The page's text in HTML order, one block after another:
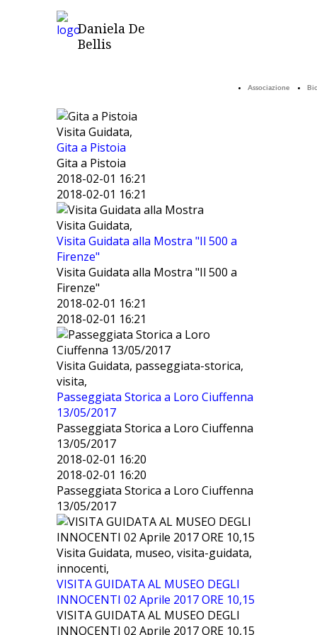
Associazione
Daniela De
Bellis
Visita Guidata,
Gita a Pistoia
Gita a Pistoia
2018-02-01 16:21
2018-02-01 16:21
Visita Guidata,
Visita Guidata alla Mostra "Il 500 a
Firenze"
Visita Guidata alla Mostra "Il 500 a
Firenze"
2018-02-01 16:21
2018-02-01 16:21
Visita Guidata, passeggiata-storica,
visita,
Passeggiata Storica a Loro Ciuffenna
13/05/2017
Passeggiata Storica a Loro Ciuffenna
13/05/2017
2018-02-01 16:20
2018-02-01 16:20
Passeggiata Storica a Loro Ciuffenna
13/05/2017
Visita Guidata, museo, visita-guidata,
innocenti,
VISITA GUIDATA AL MUSEO DEGLI
INNOCENTI 02 Aprile 2017 ORE 10,15
VISITA GUIDATA AL MUSEO DEGLI
INNOCENTI 02 Aprile 2017 ORE 10,15